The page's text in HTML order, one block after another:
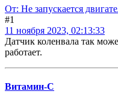
От: Не запускается
#1
11 ноября 2023, 02:13:33
Датчик коленвала так
работает.
Витамин-С